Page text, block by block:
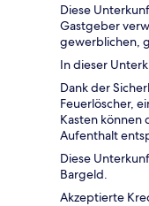
Diese
Gastgeber
gewerblichen,
In dieser
Dank der
Feuerlöscher,
Kasten können
Aufenthalt
Diese
Bargeld.
Akzeptierte